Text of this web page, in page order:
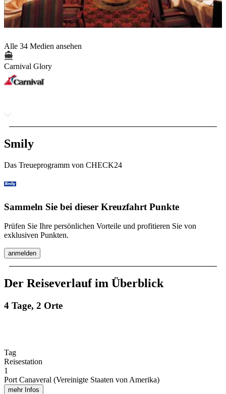
Alle 34 Medien ansehen
Carnival Glory
Smily
Das Treueprogramm von CHECK24
Sammeln Sie bei dieser Kreuzfahrt Punkte
Prüfen Sie Ihre persönlichen Vorteile und profitieren Sie von
exklusiven Punkten.
anmelden
Der Reiseverlauf im Überblick
4 Tage, 2 Orte
Tag
Reisestation
1
Port Canaveral (Vereinigte Staaten von Amerika)
mehr Infos